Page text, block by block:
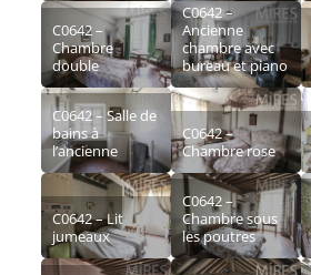
C0642 –
Chambre
double
C0642 –
Ancienne
chambre avec
bureau et piano
C0642 – Salle de
bains à
l’ancienne
C0642 –
Chambre rose
C0642 – Lit
jumeaux
C0642 –
Chambre sous
les poutres